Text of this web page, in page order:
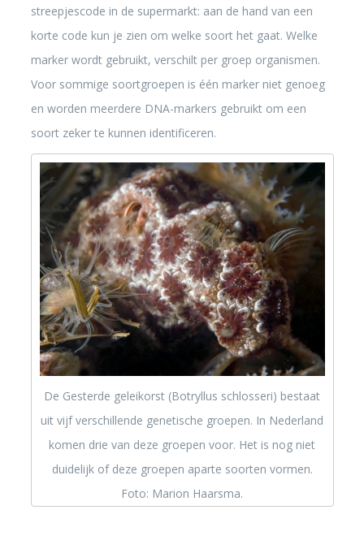
streepjescode in de supermarkt: aan de hand van een
korte code kun je zien om welke soort het gaat. Welke
marker wordt gebruikt, verschilt per groep organismen.
Voor sommige soortgroepen is één marker niet genoeg
en worden meerdere DNA-markers gebruikt om een
soort zeker te kunnen identificeren.
De Gesterde geleikorst (Botryllus schlosseri) bestaat
uit vijf verschillende genetische groepen. In Nederland
komen drie van deze groepen voor. Het is nog niet
duidelijk of deze groepen aparte soorten vormen.
Foto: Marion Haarsma.